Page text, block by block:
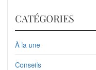
CATÉGORIES
À la une
Conseils